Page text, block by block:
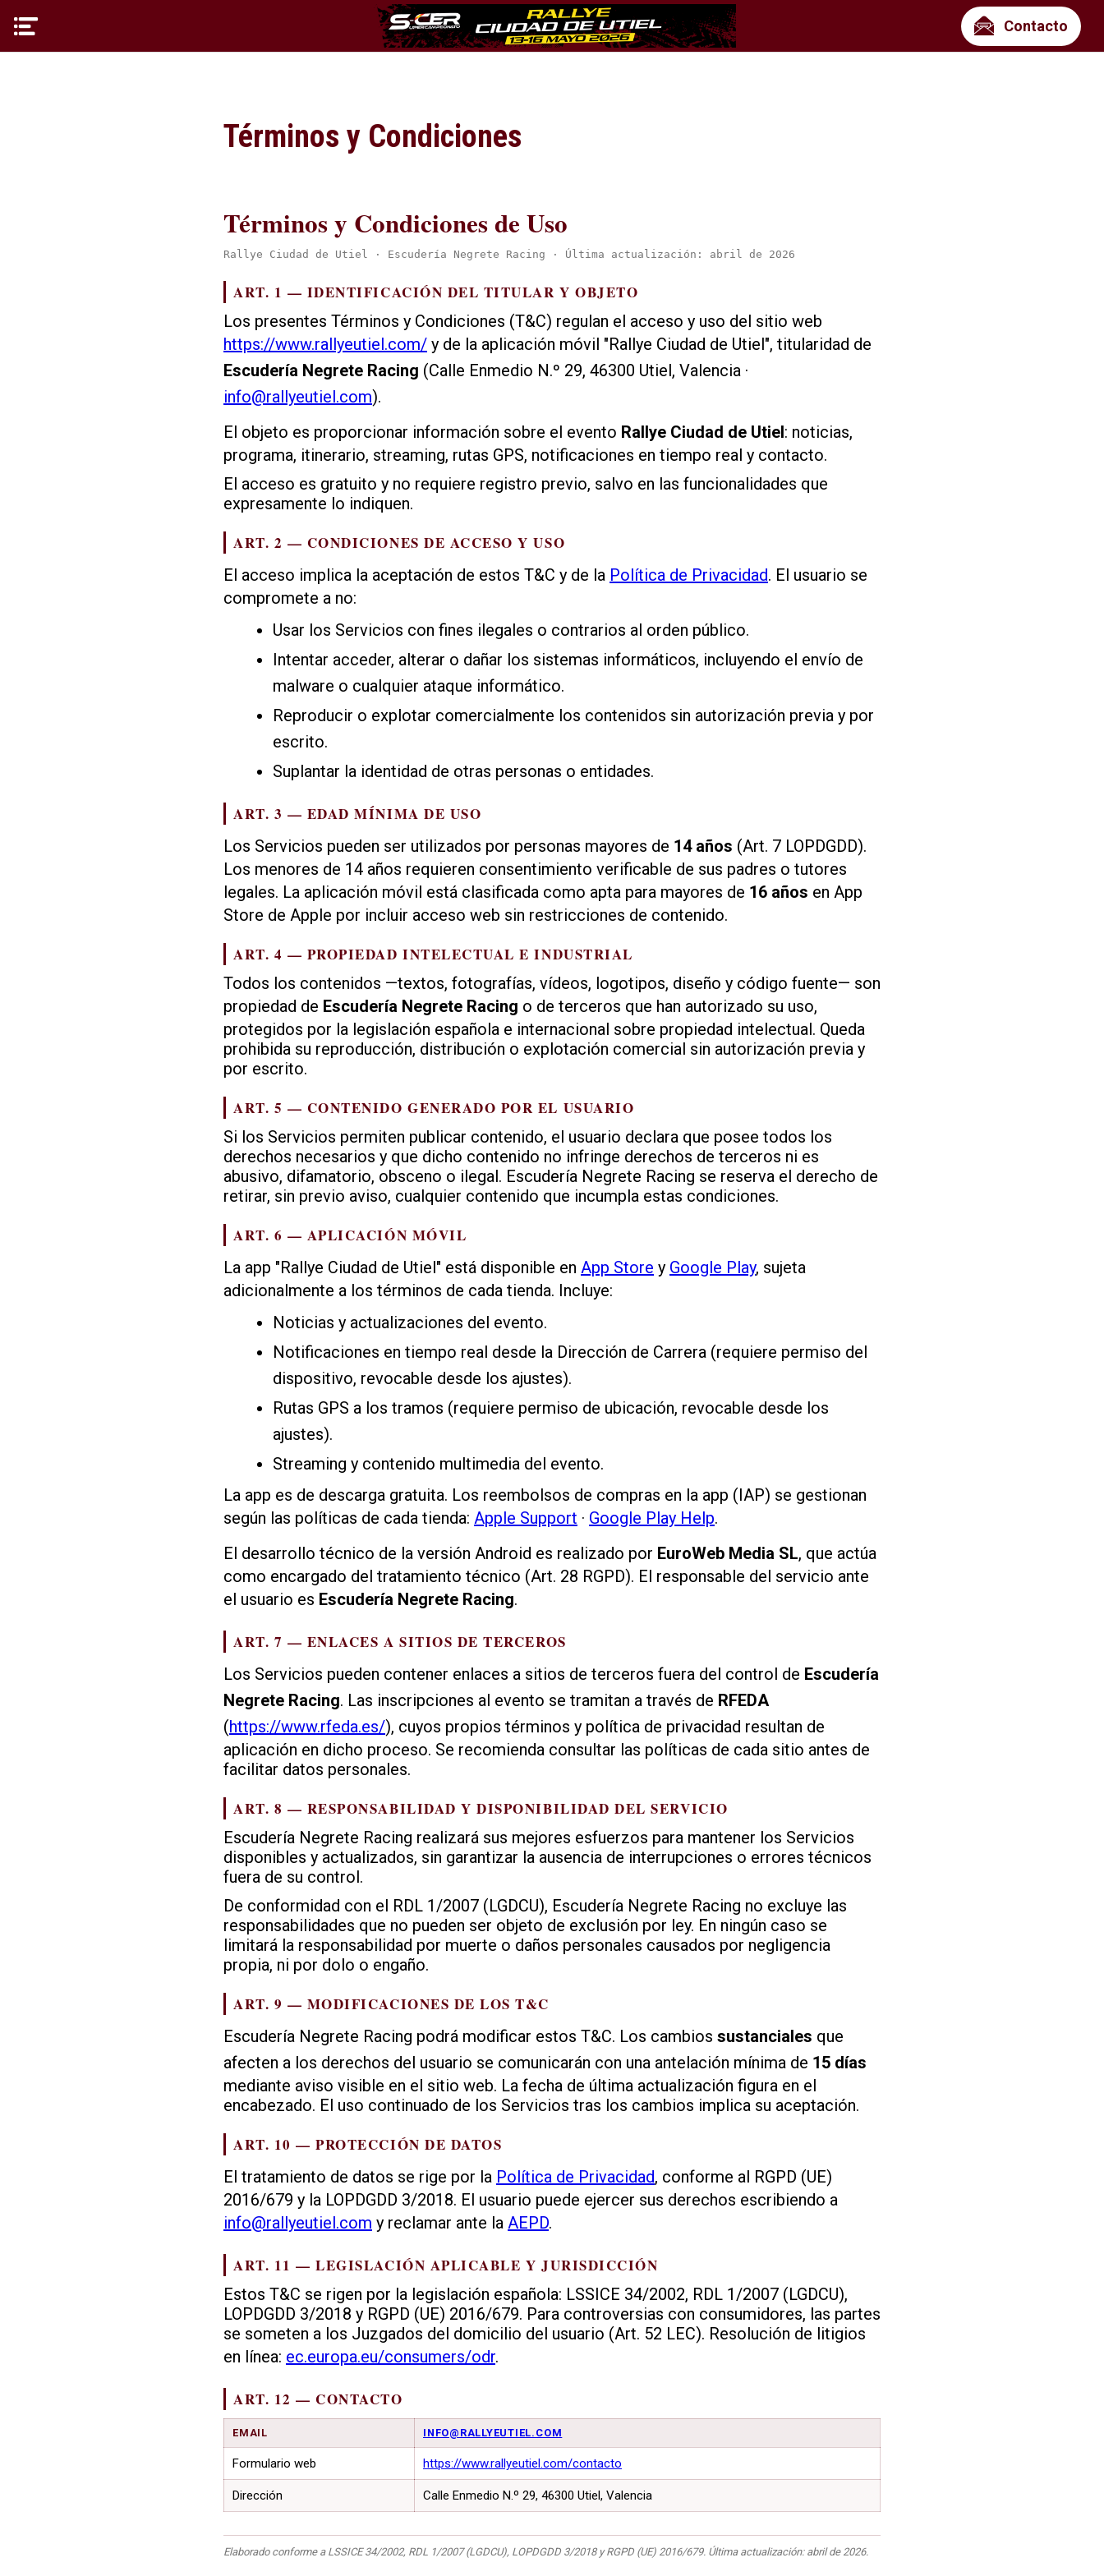
Contacto
Términos y Condiciones
Términos y Condiciones de Uso
Rallye Ciudad de Utiel · Escudería Negrete Racing · Última actualización: abril de 2026
ART. 1 — IDENTIFICACIÓN DEL TITULAR Y OBJETO
Los presentes Términos y Condiciones (T&C) regulan el acceso y uso del sitio web
https://www.rallyeutiel.com/ y de la aplicación móvil "Rallye Ciudad de Utiel", titularidad de
Escudería Negrete Racing (Calle Enmedio N.º 29, 46300 Utiel, Valencia ·
info@rallyeutiel.com).
El objeto es proporcionar información sobre el evento Rallye Ciudad de Utiel: noticias,
programa, itinerario, streaming, rutas GPS, notificaciones en tiempo real y contacto.
El acceso es gratuito y no requiere registro previo, salvo en las funcionalidades que
expresamente lo indiquen.
ART. 2 — CONDICIONES DE ACCESO Y USO
El acceso implica la aceptación de estos T&C y de la Política de Privacidad. El usuario se
compromete a no:
Usar los Servicios con fines ilegales o contrarios al orden público.
Intentar acceder, alterar o dañar los sistemas informáticos, incluyendo el envío de
malware o cualquier ataque informático.
Reproducir o explotar comercialmente los contenidos sin autorización previa y por
escrito.
Suplantar la identidad de otras personas o entidades.
ART. 3 — EDAD MÍNIMA DE USO
Los Servicios pueden ser utilizados por personas mayores de 14 años (Art. 7 LOPDGDD).
Los menores de 14 años requieren consentimiento verificable de sus padres o tutores
legales. La aplicación móvil está clasificada como apta para mayores de 16 años en App
Store de Apple por incluir acceso web sin restricciones de contenido.
ART. 4 — PROPIEDAD INTELECTUAL E INDUSTRIAL
Todos los contenidos —textos, fotografías, vídeos, logotipos, diseño y código fuente— son
propiedad de Escudería Negrete Racing o de terceros que han autorizado su uso,
protegidos por la legislación española e internacional sobre propiedad intelectual. Queda
prohibida su reproducción, distribución o explotación comercial sin autorización previa y
por escrito.
ART. 5 — CONTENIDO GENERADO POR EL USUARIO
Si los Servicios permiten publicar contenido, el usuario declara que posee todos los
derechos necesarios y que dicho contenido no infringe derechos de terceros ni es
abusivo, difamatorio, obsceno o ilegal. Escudería Negrete Racing se reserva el derecho de
retirar, sin previo aviso, cualquier contenido que incumpla estas condiciones.
ART. 6 — APLICACIÓN MÓVIL
La app "Rallye Ciudad de Utiel" está disponible en App Store y Google Play, sujeta
adicionalmente a los términos de cada tienda. Incluye:
Noticias y actualizaciones del evento.
Notificaciones en tiempo real desde la Dirección de Carrera (requiere permiso del
dispositivo, revocable desde los ajustes).
Rutas GPS a los tramos (requiere permiso de ubicación, revocable desde los
ajustes).
Streaming y contenido multimedia del evento.
La app es de descarga gratuita. Los reembolsos de compras en la app (IAP) se gestionan
según las políticas de cada tienda: Apple Support · Google Play Help.
El desarrollo técnico de la versión Android es realizado por EuroWeb Media SL, que actúa
como encargado del tratamiento técnico (Art. 28 RGPD). El responsable del servicio ante
el usuario es Escudería Negrete Racing.
ART. 7 — ENLACES A SITIOS DE TERCEROS
Los Servicios pueden contener enlaces a sitios de terceros fuera del control de Escudería
Negrete Racing. Las inscripciones al evento se tramitan a través de RFEDA
(https://www.rfeda.es/), cuyos propios términos y política de privacidad resultan de
aplicación en dicho proceso. Se recomienda consultar las políticas de cada sitio antes de
facilitar datos personales.
ART. 8 — RESPONSABILIDAD Y DISPONIBILIDAD DEL SERVICIO
Escudería Negrete Racing realizará sus mejores esfuerzos para mantener los Servicios
disponibles y actualizados, sin garantizar la ausencia de interrupciones o errores técnicos
fuera de su control.
De conformidad con el RDL 1/2007 (LGDCU), Escudería Negrete Racing no excluye las
responsabilidades que no pueden ser objeto de exclusión por ley. En ningún caso se
limitará la responsabilidad por muerte o daños personales causados por negligencia
propia, ni por dolo o engaño.
ART. 9 — MODIFICACIONES DE LOS T&C
Escudería Negrete Racing podrá modificar estos T&C. Los cambios sustanciales que
afecten a los derechos del usuario se comunicarán con una antelación mínima de 15 días
mediante aviso visible en el sitio web. La fecha de última actualización figura en el
encabezado. El uso continuado de los Servicios tras los cambios implica su aceptación.
ART. 10 — PROTECCIÓN DE DATOS
El tratamiento de datos se rige por la Política de Privacidad, conforme al RGPD (UE)
2016/679 y la LOPDGDD 3/2018. El usuario puede ejercer sus derechos escribiendo a
info@rallyeutiel.com y reclamar ante la AEPD.
ART. 11 — LEGISLACIÓN APLICABLE Y JURISDICCIÓN
Estos T&C se rigen por la legislación española: LSSICE 34/2002, RDL 1/2007 (LGDCU),
LOPDGDD 3/2018 y RGPD (UE) 2016/679. Para controversias con consumidores, las partes
se someten a los Juzgados del domicilio del usuario (Art. 52 LEC). Resolución de litigios
en línea: ec.europa.eu/consumers/odr.
ART. 12 — CONTACTO
EMAIL INFO@RALLYEUTIEL.COM
Formulario web https://www.rallyeutiel.com/contacto
Dirección Calle Enmedio N.º 29, 46300 Utiel, Valencia
Elaborado conforme a LSSICE 34/2002, RDL 1/2007 (LGDCU), LOPDGDD 3/2018 y RGPD (UE) 2016/679. Última actualización: abril de 2026.